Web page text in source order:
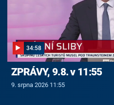
34:58
ZPRÁVY, 9.8. v 11:55
9. srpna 2026 11:55